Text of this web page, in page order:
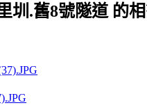
圳.舊8號隧道 的